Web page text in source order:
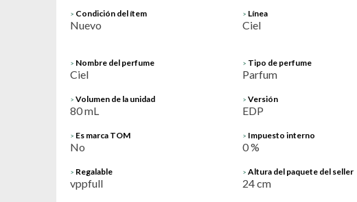
> Condición del ítem
Nuevo
> Línea
Ciel
> Nombre del perfume
Ciel
> Tipo de perfume
Parfum
> Volumen de la unidad
80 mL
> Versión
EDP
> Es marca TOM
No
> Impuesto interno
0 %
> Regalable
vppfull
> Altura del paquete del seller
24 cm